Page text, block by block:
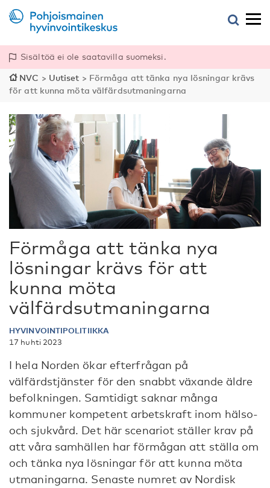
Sisältöä ei ole saatavilla suomeksi.
NVC > Uutiset > Förmåga att tänka nya lösningar krävs
för att kunna möta välfärdsutmaningarna
Förmåga att tänka nya
lösningar krävs för att
kunna möta
välfärdsutmaningarna
HYVINVOINTIPOLITIIKKA
17 huhti 2023
I hela Norden ökar efterfrågan på
välfärdstjänster för den snabbt växande äldre
befolkningen. Samtidigt saknar många
kommuner kompetent arbetskraft inom hälso-
och sjukvård. Det här scenariot ställer krav på
att våra samhällen har förmågan att ställa om
och tänka nya lösningar för att kunna möta
utmaningarna. Senaste numret av Nordisk